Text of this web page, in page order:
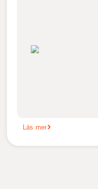
Läs mer